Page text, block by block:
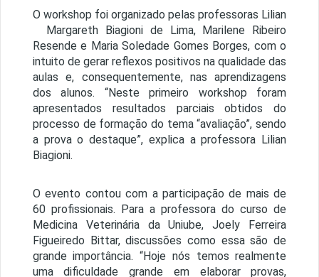
O workshop foi organizado pelas professoras Lilian
Margareth Biagioni de Lima, Marilene Ribeiro
Resende e Maria Soledade Gomes Borges, com o
intuito de gerar reflexos positivos na qualidade das
aulas e, consequentemente, nas aprendizagens
dos alunos. “Neste primeiro workshop foram
apresentados resultados parciais obtidos do
processo de formação do tema “avaliação”, sendo
a prova o destaque”, explica a professora Lilian
Biagioni.
O evento contou com a participação de mais de
60 profissionais. Para a professora do curso de
Medicina Veterinária da Uniube, Joely Ferreira
Figueiredo Bittar, discussões como essa são de
grande importância. “Hoje nós temos realmente
uma dificuldade grande em elaborar provas,